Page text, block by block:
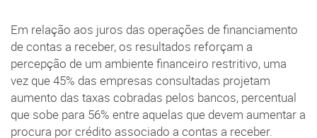
Em relação aos juros das operações de financiamento
de contas a receber, os resultados reforçam a
percepção de um ambiente financeiro restritivo, uma
vez que 45% das empresas consultadas projetam
aumento das taxas cobradas pelos bancos, percentual
que sobe para 56% entre aquelas que devem aumentar a
procura por crédito associado a contas a receber.